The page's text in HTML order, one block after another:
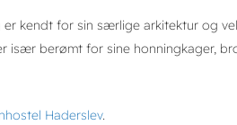
kendt for sin særlige arkitektur og
især berømt for sine honningkager,
Haderslev.